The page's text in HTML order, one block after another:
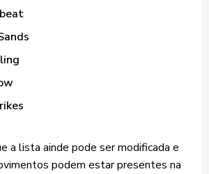
a lista ainde pode ser modificada e
podem estar presentes na